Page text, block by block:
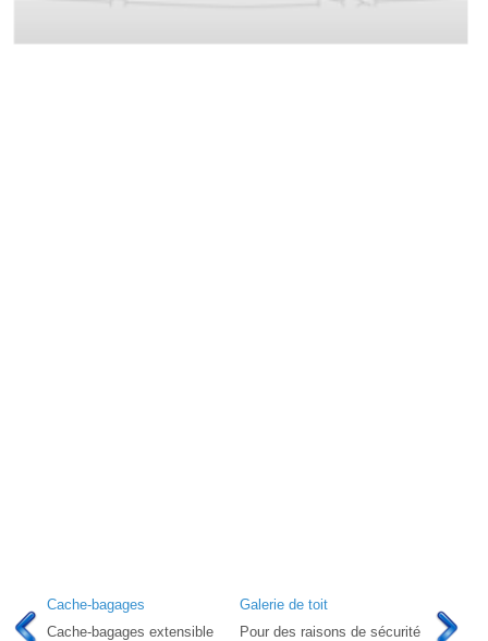
Cache-bagages
Cache-bagages extensible
Galerie de toit
Pour des raisons de sécurité